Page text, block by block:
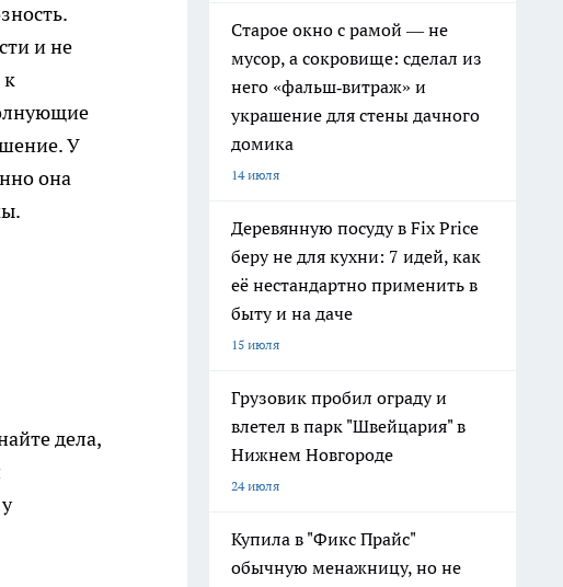
и не
к
У
она
дела,
Старое окно с рамой — не
мусор, а сокровище: сделал из
него «фальш‑витраж» и
украшение для стены дачного
домика
14 июля
Деревянную посуду в Fix Price
беру не для кухни: 7 идей, как
её нестандартно применить в
быту и на даче
15 июля
Грузовик пробил ограду и
влетел в парк "Швейцария" в
Нижнем Новгороде
24 июля
Купила в "Фикс Прайс"
обычную менажницу, но не